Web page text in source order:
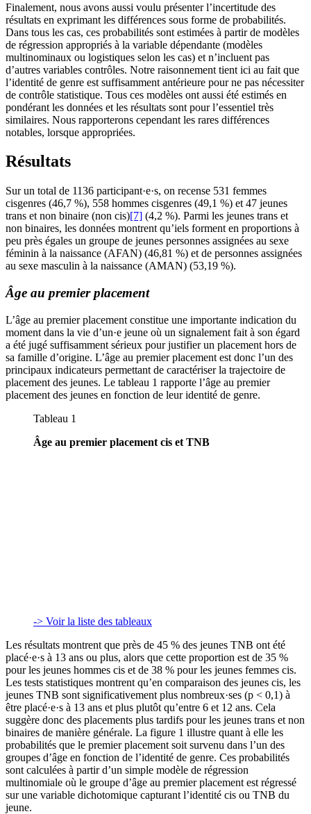
Finalement, nous avons aussi voulu présenter l’incertitude des
résultats en exprimant les différences sous forme de probabilités.
Dans tous les cas, ces probabilités sont estimées à partir de modèles
de régression appropriés à la variable dépendante (modèles
multinominaux ou logistiques selon les cas) et n’incluent pas
d’autres variables contrôles. Notre raisonnement tient ici au fait que
l’identité de genre est suffisamment antérieure pour ne pas nécessiter
de contrôle statistique. Tous ces modèles ont aussi été estimés en
pondérant les données et les résultats sont pour l’essentiel très
similaires. Nous rapporterons cependant les rares différences
notables, lorsque appropriées.
Résultats
Sur un total de 1136 participant·e·s, on recense 531 femmes
cisgenres (46,7 %), 558 hommes cisgenres (49,1 %) et 47 jeunes
trans et non binaire (non cis)[7] (4,2 %). Parmi les jeunes trans et
non binaires, les données montrent qu’iels forment en proportions à
peu près égales un groupe de jeunes personnes assignées au sexe
féminin à la naissance (AFAN) (46,81 %) et de personnes assignées
au sexe masculin à la naissance (AMAN) (53,19 %).
Âge au premier placement
L’âge au premier placement constitue une importante indication du
moment dans la vie d’un·e jeune où un signalement fait à son égard
a été jugé suffisamment sérieux pour justifier un placement hors de
sa famille d’origine. L’âge au premier placement est donc l’un des
principaux indicateurs permettant de caractériser la trajectoire de
placement des jeunes. Le tableau 1 rapporte l’âge au premier
placement des jeunes en fonction de leur identité de genre.
Tableau 1
Âge au premier placement cis et TNB
-> Voir la liste des tableaux
Les résultats montrent que près de 45 % des jeunes TNB ont été
placé·e·s à 13 ans ou plus, alors que cette proportion est de 35 %
pour les jeunes hommes cis et de 38 % pour les jeunes femmes cis.
Les tests statistiques montrent qu’en comparaison des jeunes cis, les
jeunes TNB sont significativement plus nombreux·ses (p < 0,1) à
être placé·e·s à 13 ans et plus plutôt qu’entre 6 et 12 ans. Cela
suggère donc des placements plus tardifs pour les jeunes trans et non
binaires de manière générale. La figure 1 illustre quant à elle les
probabilités que le premier placement soit survenu dans l’un des
groupes d’âge en fonction de l’identité de genre. Ces probabilités
sont calculées à partir d’un simple modèle de régression
multinomiale où le groupe d’âge au premier placement est régressé
sur une variable dichotomique capturant l’identité cis ou TNB du
jeune.